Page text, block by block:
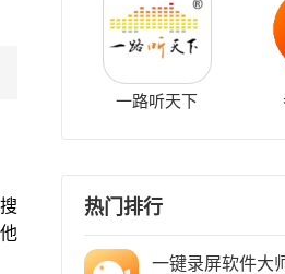
一路听天下
热门排行
一键录屏软件大